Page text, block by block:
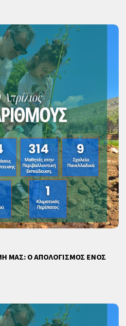
ΜΑΣ: Ο ΑΠΟΛΟΓΙΣΜΟΣ ΕΝΟΣ